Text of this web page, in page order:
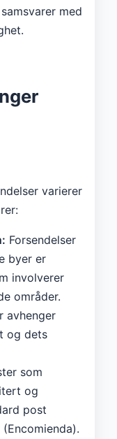
med
varierer
Forsendelser
byer er
involverer
områder.
avhenger
og dets
som
og
post